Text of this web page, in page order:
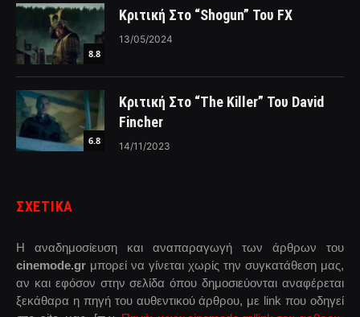
8.8
Κριτική Στο “Shogun” Του FX
13/05/2024
6.8
Κριτική Στο “The Killer” Του David
Fincher
14/11/2023
ΣΧΕΤΙΚΑ
Η αναδημοσίευση και αναπαραγωγή των άρθρων του
cinemode.gr μπορεί να γίνεται χωρίς την συγκατάθεση μας,
αν και εφόσον στην σελίδα όπου δημοσιεύονται αναφέρεται
ξεκάθαρα η πηγή του αυθεντικού άρθρου, με link που οδηγεί